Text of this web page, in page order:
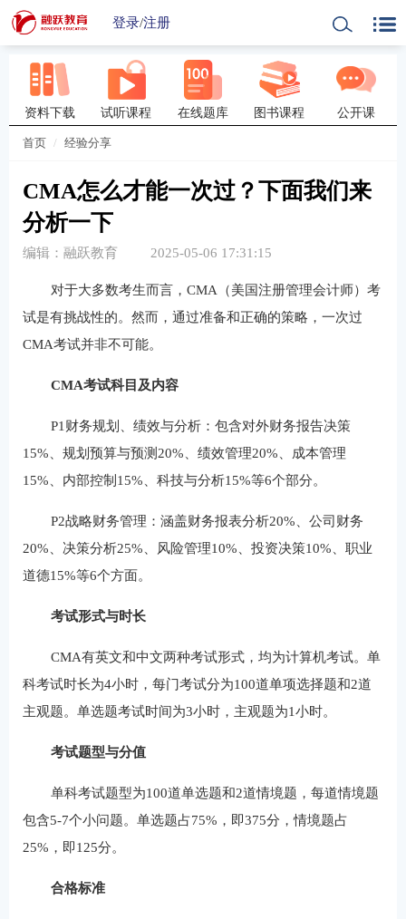
登录/注册
资料下载 试听课程 在线题库 图书课程 公开课
首页 经验分享
CMA怎么才能一次过？下面我们来
分析一下
编辑：融跃教育 2025-05-06 17:31:15
对于大多数考生而言，CMA（美国注册管理会计师）考
试是有挑战性的。然而，通过准备和正确的策略，一次过
CMA考试并非不可能。
CMA考试科目及内容
P1财务规划、绩效与分析：包含对外财务报告决策
15%、规划预算与预测20%、绩效管理20%、成本管理
15%、内部控制15%、科技与分析15%等6个部分。
P2战略财务管理：涵盖财务报表分析20%、公司财务
20%、决策分析25%、风险管理10%、投资决策10%、职业
道德15%等6个方面。
考试形式与时长
CMA有英文和中文两种考试形式，均为计算机考试。单
科考试时长为4小时，每门考试分为100道单项选择题和2道
主观题。单选题考试时间为3小时，主观题为1小时。
考试题型与分值
单科考试题型为100道单选题和2道情境题，每道情境题
包含5-7个小问题。单选题占75%，即375分，情境题占
25%，即125分。
合格标准